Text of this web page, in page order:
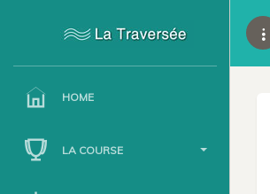
HOME
LA COURSE